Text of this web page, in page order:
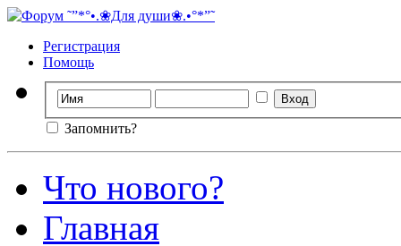
Регистрация
Помощь
Запомнить?
Что нового?
Главная